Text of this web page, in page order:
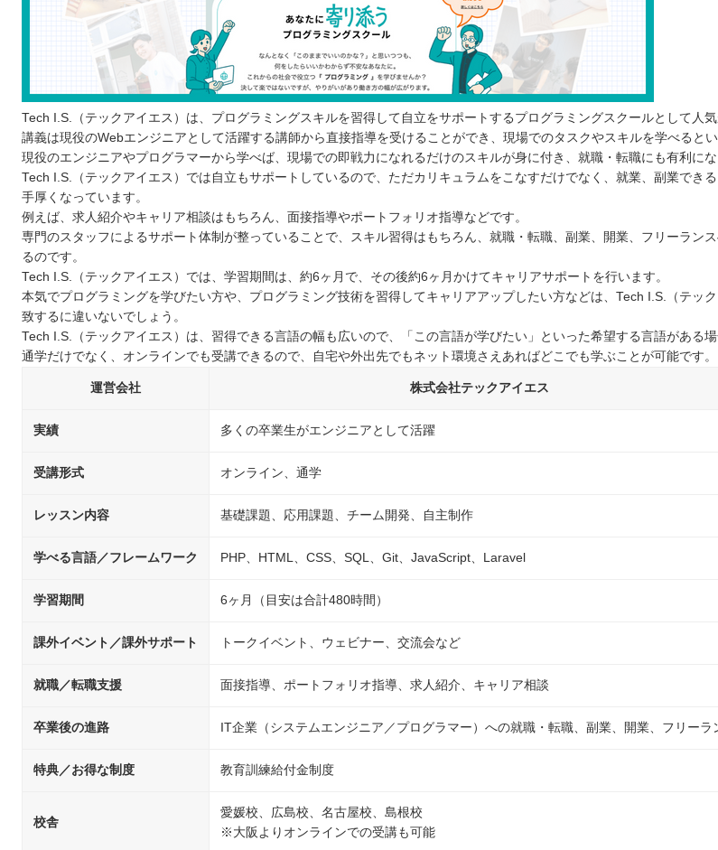
Tech I.S.（テックアイエス）は、プログラミングスキルを習得して自立をサポートするプログラミングスクールとして人気
講義は現役のWebエンジニアとして活躍する講師から直接指導を受けることができ、現場でのタスクやスキルを学べるとい
現役のエンジニアやプログラマーから学べば、現場での即戦力になれるだけのスキルが身に付き、就職・転職にも有利にな
Tech I.S.（テックアイエス）では自立もサポートしているので、ただカリキュラムをこなすだけでなく、就業、副業でき
手厚くなっています。
例えば、求人紹介やキャリア相談はもちろん、面接指導やポートフォリオ指導などです。
専門のスタッフによるサポート体制が整っていることで、スキル習得はもちろん、就職・転職、副業、開業、フリーラン
るのです。
Tech I.S.（テックアイエス）では、学習期間は、約6ヶ月で、その後約6ヶ月かけてキャリアサポートを行います。
本気でプログラミングを学びたい方や、プログラミング技術を習得してキャリアアップしたい方などは、Tech I.S.（テッ
致するに違いないでしょう。
Tech I.S.（テックアイエス）は、習得できる言語の幅も広いので、「この言語が学びたい」といった希望する言語がある場
通学だけでなく、オンラインでも受講できるので、自宅や外出先でもネット環境さえあればどこでも学ぶことが可能です。
運営会社 株式会社テックアイエス
実績 多くの卒業生がエンジニアとして活躍
受講形式 オンライン、通学
レッスン内容 基礎課題、応用課題、チーム開発、自主制作
学べる言語／フレームワーク PHP、HTML、CSS、SQL、Git、JavaScript、Laravel
学習期間 6ヶ月（目安は合計480時間）
課外イベント／課外サポート トークイベント、ウェビナー、交流会など
就職／転職支援 面接指導、ポートフォリオ指導、求人紹介、キャリア相談
卒業後の進路 IT企業（システムエンジニア／プログラマー）への就職・転職、副業、開業、フリーラ
特典／お得な制度 教育訓練給付金制度
校舎
愛媛校、広島校、名古屋校、島根校
※大阪よりオンラインでの受講も可能